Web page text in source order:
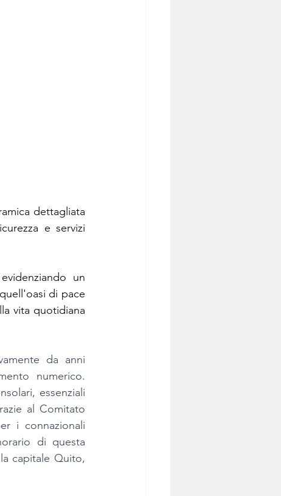
dettagliata
e servizi
un
di pace
vita quotidiana
da anni
numerico.
essenziali
al Comitato
i connazionali
di questa
capitale Quito,